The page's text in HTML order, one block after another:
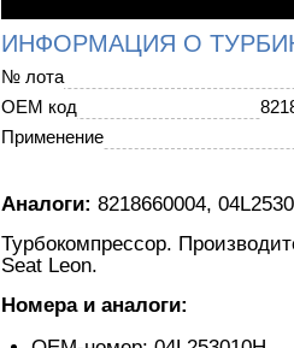
ИНФОРМАЦИЯ О
№ лота
OEM код
Применение
Аналоги: 8218660004,
Турбокомпрессор.
Seat Leon.
Номера и аналоги: